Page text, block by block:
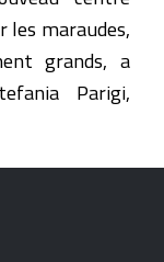
les maraudes,
grands, a
Parigi,